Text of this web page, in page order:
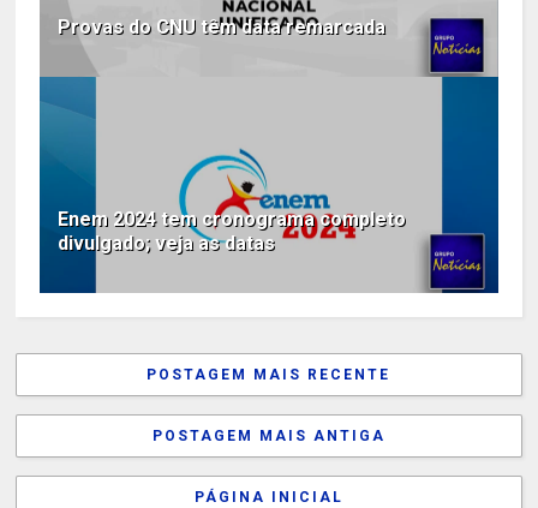
Provas do CNU têm data remarcada
Enem 2024 tem cronograma completo
divulgado; veja as datas
POSTAGEM MAIS RECENTE
POSTAGEM MAIS ANTIGA
PÁGINA INICIAL